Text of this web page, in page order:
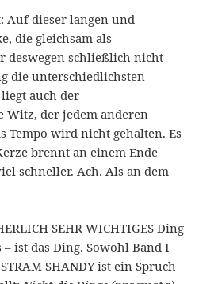
Auf dieser langen und
die gleichsam als
deswegen schließlich nicht
die unterschiedlichsten
auch der
Witz, der jedem anderen
Tempo wird nicht gehalten. Es
brennt an einem Ende
schneller. Ach. Als an dem
SEHR WICHTIGES Ding
– ist das Ding. Sowohl Band I
SHANDY ist ein Spruch